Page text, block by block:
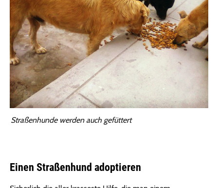
Straßenhunde werden auch gefüttert
Einen Straßenhund adoptieren